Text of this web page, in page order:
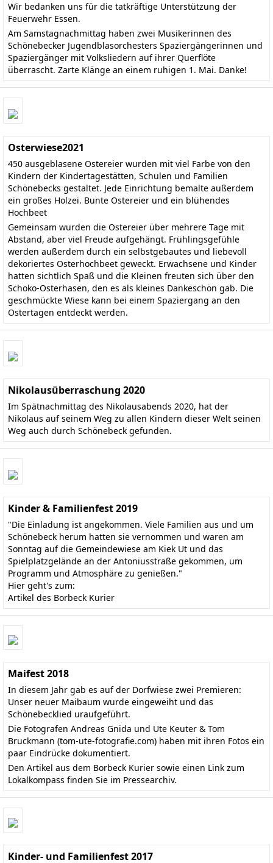
Wir bedanken uns für die tatkräftige Unterstützung der
Feuerwehr Essen.
Am Samstagnachmittag haben zwei Musikerinnen des
Schönebecker Jugendblasorchesters Spaziergängerinnen und
Spaziergänger mit Volksliedern auf ihrer Querflöte
überrascht. Zarte Klänge an einem ruhigen 1. Mai. Danke!
Osterwiese2021
450 ausgeblasene Ostereier wurden mit viel Farbe von den
Kindern der Kindertagestätten, Schulen und Familien
Schönebecks gestaltet. Jede Einrichtung bemalte außerdem
ein großes Holzei. Bunte Ostereier und ein blühendes
Hochbeet
Gemeinsam wurden die Ostereier über mehrere Tage mit
Abstand, aber viel Freude aufgehängt. Frühlingsgefühle
werden außerdem durch ein selbstgebautes und liebevoll
dekoriertes Osterhochbeet geweckt. Erwachsene und Kinder
hatten sichtlich Spaß und die Kleinen freuten sich über den
Schoko-Osterhasen, den es als kleines Dankeschön gab. Die
geschmückte Wiese kann bei einem Spaziergang an den
Ostertagen entdeckt werden.
Nikolausüberraschung 2020
Im Spätnachmittag des Nikolausabends 2020, hat der
Nikolaus auf seinem Weg zu allen Kindern dieser Welt seinen
Weg auch durch Schönebeck gefunden.
Kinder & Familienfest 2019
"Die Einladung ist angekommen. Viele Familien aus und um
Schönebeck herum hatten sie vernommen und waren am
Sonntag auf die Gemeindewiese am Kiek Ut und das
Spielplatzgelände an der Antoniusstraße gekommen, um
Programm und Atmosphäre zu genießen."
Hier geht's zum:
Artikel des Borbeck Kurier
Maifest 2018
In diesem Jahr gab es auf der Dorfwiese zwei Premieren:
Unser neuer Maibaum wurde eingeweiht und das
Schönebecklied uraufgeführt.
Die Fotografen Andreas Gnida und Ute Keuter & Tom
Bruckmann (tom-ute-fotografie.com) haben mit ihren Fotos ein
paar Eindrücke dokumentiert.
Den Artikel aus dem Borbeck Kurier sowie einen Link zum
Lokalkompass finden Sie im Pressearchiv.
Kinder- und Familienfest 2017